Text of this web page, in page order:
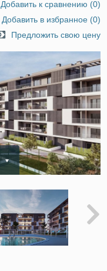
Добавить к сравнению (0)
Добавить в избранное(0)
Предложить свою цену